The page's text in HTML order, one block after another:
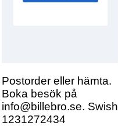
Postorder eller hämta.
Boka besök på
info@billebro.se. Swish
1231272434